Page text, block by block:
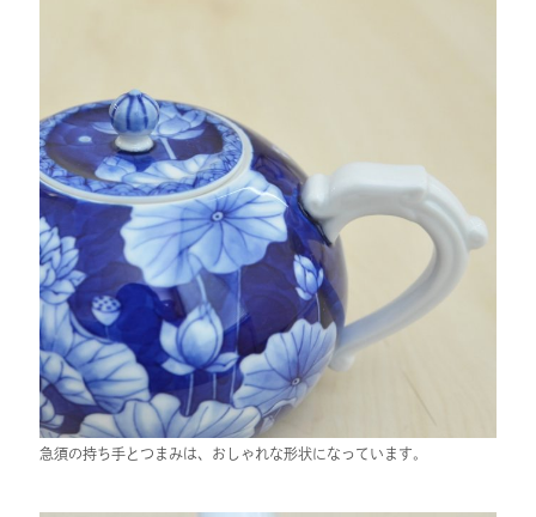
急須の持ち手とつまみは、おしゃれな形状になっています。